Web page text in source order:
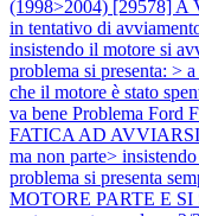
(1998>2004) [29578]
in tentativo di
insistendo il motore si
problema si presenta: >
che il motore è stato
va bene Problema Ford
FATICA AD
ma non parte>
problema si presenta
MOTORE PARTE E SI